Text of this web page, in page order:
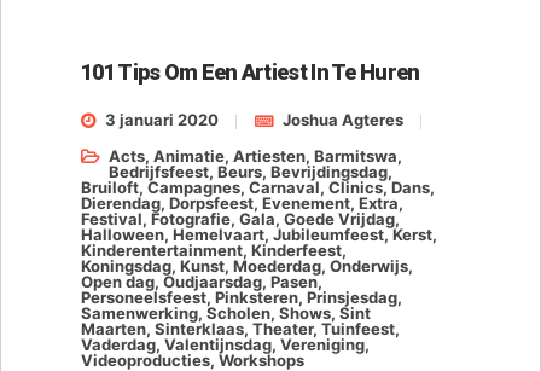
101 Tips Om Een Artiest In Te Huren
3 januari 2020
Joshua Agteres
Acts, Animatie, Artiesten, Barmitswa,
Bedrijfsfeest, Beurs, Bevrijdingsdag,
Bruiloft, Campagnes, Carnaval, Clinics,Dans,
Dierendag, Dorpsfeest, Evenement, Extra,
Festival, Fotografie, Gala, Goede Vrijdag,
Halloween, Hemelvaart, Jubileumfeest,Kerst,
Kinderentertainment, Kinderfeest,
Koningsdag, Kunst, Moederdag, Onderwijs,
Open dag, Oudjaarsdag, Pasen,
Personeelsfeest, Pinksteren, Prinsjesdag,
Samenwerking, Scholen, Shows, Sint
Maarten, Sinterklaas, Theater, Tuinfeest,
Vaderdag, Valentijnsdag, Vereniging,
Videoproducties, Workshops